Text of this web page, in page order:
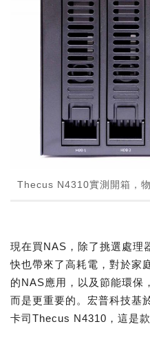
Thecus N4310實測開箱，
現在買NAS，除了挑選處理
快也帶來了高耗電，對於家
的NAS應用，以及節能環保
而是更重要的。宏普科技基
卡司Thecus N4310，這是